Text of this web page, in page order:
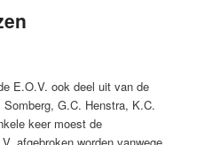
E.O.V. ook deel uit van de
G.C. Henstra, K.C.
keer moest de